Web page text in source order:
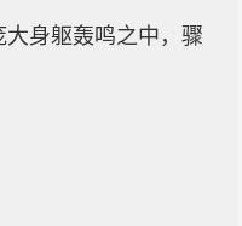
身躯轰鸣之中，骤